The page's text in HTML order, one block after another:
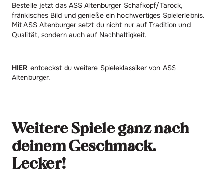
Bestelle jetzt das ASS Altenburger Schafkopf/Tarock,
fränkisches Bild und genieße ein hochwertiges Spielerlebnis.
Mit ASS Altenburger setzt du nicht nur auf Tradition und
Qualität, sondern auch auf Nachhaltigkeit.
HIER entdeckst du weitere Spieleklassiker von ASS
Altenburger.
Weitere Spiele ganz nach
deinem Geschmack.
Lecker!